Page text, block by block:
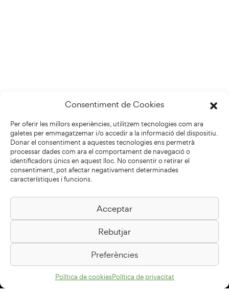
Consentiment de Cookies
Per oferir les millors experiències, utilitzem tecnologies com ara
galetes per emmagatzemar i/o accedir a la informació del dispositiu.
Donar el consentiment a aquestes tecnologies ens permetrà
processar dades com ara el comportament de navegació o
identificadors únics en aquest lloc. No consentir o retirar el
consentiment, pot afectar negativament determinades
característiques i funcions.
Acceptar
Rebutjar
Preferències
Política de cookiesPolítica de privacitat
Biblioteca Pilarin Bayés
Passeig de la Generalitat, 1
08500 Vic